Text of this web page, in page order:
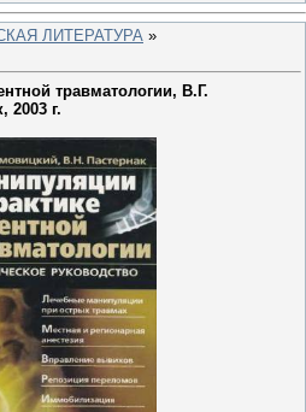
ЛИТЕРАТУРА »
травматологии, В.Г.
2003 г.